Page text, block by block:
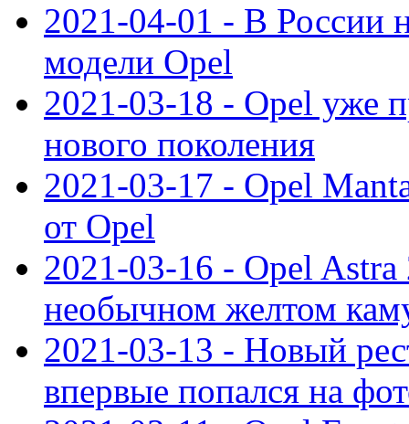
2021-04-01 - В России
модели Opel
2021-03-18 - Opel уже
нового поколения
2021-03-17 - Opel
от Opel
2021-03-16 - Opel Astra
необычном желтом
2021-03-13 - Новый
впервые попался на